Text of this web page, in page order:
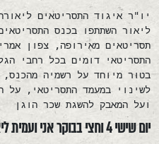
יו"ר איגוד התסריטאים
ליאור השתתפו בכנס
תסריטאים מאירופה, צפון
התסריטאי דומים בכל רחבי
בטור מיוחד על רשמיה
לשינוי במעמד התסריטאי, על
ועל המאבק להשגת שכר הוגן
יום שישי 4 וחצי בבוקר אני